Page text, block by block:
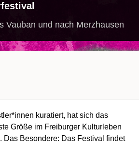
Vauban und nach Merzhausen
kuratiert, hat sich das
Größe im Freiburger Kulturleben
Das Besondere: Das Festival findet